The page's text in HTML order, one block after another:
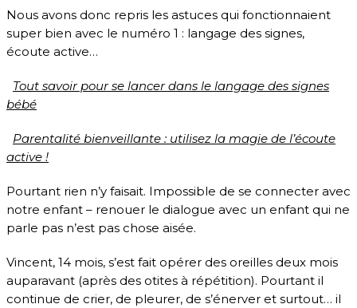
Nous avons donc repris les astuces qui fonctionnaient
super bien avec le numéro 1 : langage des signes,
écoute active…
Tout savoir pour se lancer dans le langage des signes
bébé
Parentalité bienveillante : utilisez la magie de l’écoute
active !
Pourtant rien n’y faisait. Impossible de se connecter avec
notre enfant – renouer le dialogue avec un enfant qui ne
parle pas n’est pas chose aisée.
Vincent, 14 mois, s’est fait opérer des oreilles deux mois
auparavant (après des otites à répétition). Pourtant il
continue de crier, de pleurer, de s’énerver et surtout… il